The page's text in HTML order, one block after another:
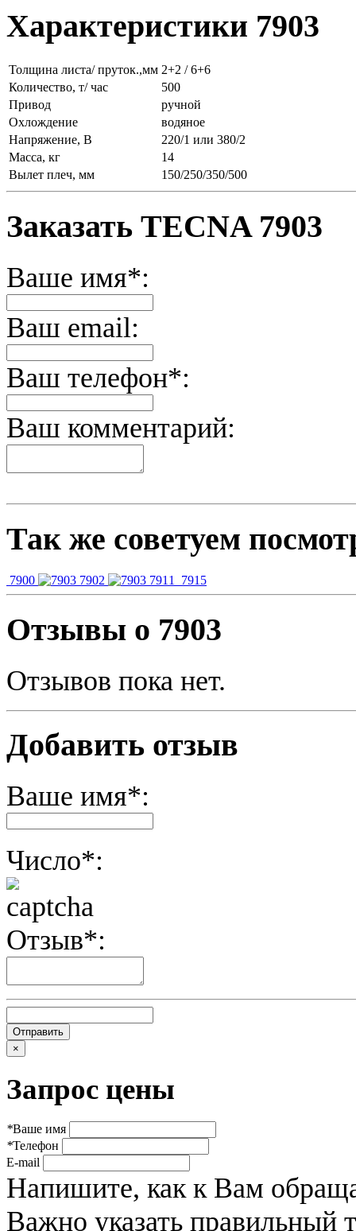
Характеристики 7903
Толщина листа/ пруток.,мм 2+2 / 6+6
Количество, т/ час
500
Привод
ручной
Охлождение
водяное
Напряжение, В
220/1 или 380/2
Масса, кг
14
Вылет плеч, мм
150/250/350/500
Заказать TECNA 7903
Ваше имя*:
Ваш email:
Ваш телефон*:
Ваш комментарий:
Так же советуем
7900 7902 7911 7915
Отзывы о 7903
Отзывов пока нет.
Добавить отзыв
Ваше имя*:
Число*:
Отзыв*:
×
Запрос цены
*Ваше имя
*Телефон
E-mail
Напишите, как к Вам
Важно указать